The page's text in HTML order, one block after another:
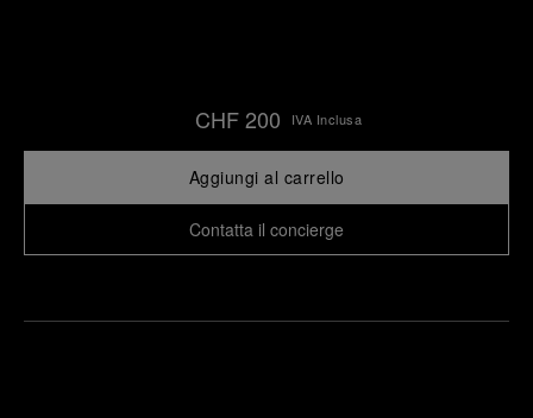
CHF 200 IVA Inclusa
Aggiungi al carrello
Contatta il concierge